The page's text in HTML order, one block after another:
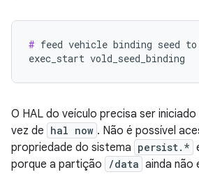
# feed vehicle binding seed
exec_start vold_seed_binding
O HAL do veículo precisa ser iniciado
vez de hal now . Não é possível
propriedade do sistema persist.*
porque a partição /data ainda não